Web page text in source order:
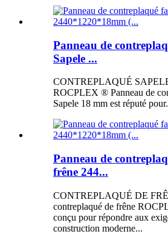
Panneau de
Sapele ...
CONTREPLAQUÉ
ROCPLEX ® Panneau de
Sapele 18 mm est réputé
Panneau de
frêne 244...
CONTREPLAQUÉ DE
contreplaqué de frêne
conçu pour répondre aux
construction moderne...